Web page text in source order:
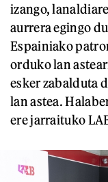
izango,
aurrera egingo
Espainiako
orduko lan
esker zabalduta
lan astea.
ere jarraituko